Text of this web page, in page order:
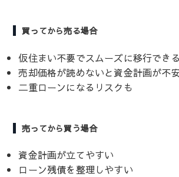
買ってから売る場合
仮住まい不要でスムーズに移行できる
売却価格が読めないと資金計画が不
二重ローンになるリスクも
売ってから買う場合
資金計画が立てやすい
ローン残債を整理しやすい